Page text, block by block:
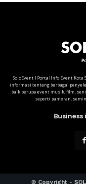
SoloEvent I Portal Info Event
informasi tentang berbagai
baik berupa event musik, film,
seperti pameran,
© Copyright -